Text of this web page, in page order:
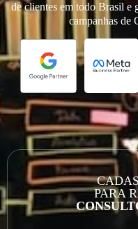
de clientes em todo Brasil e
campanhas de
PARA